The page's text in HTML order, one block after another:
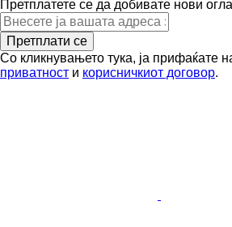
Претплатете се да добивате нови
Претплати се
Со кликнувањето тука, ја прифаќате
приватност и корисничкиот договор.